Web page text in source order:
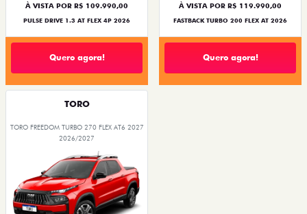
À VISTA POR R$ 109.990,00
PULSE DRIVE 1.3 AT FLEX 4P 2026
Quero agora!
À VISTA POR R$ 119.990,00
FASTBACK TURBO 200 FLEX AT 2026
Quero agora!
TORO
TORO FREEDOM TURBO 270 FLEX AT6 2027
2026/2027